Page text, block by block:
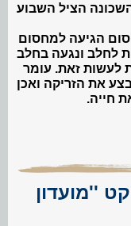
הציל השבוע
הגיעה למחסום
לחלב ונגעה בחלב
לעשות זאת. עומר
את הזריקה ואכן
חייה.
''מועדון